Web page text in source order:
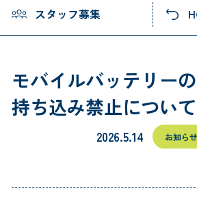
スタッフ募集
モバイルバッテリー
持ち込み禁止について
2026.5.14 お知らせ